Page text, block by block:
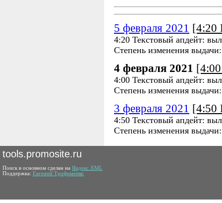
5 февраля 2021 [4:20
4:20 Текстовый апдейт:
Степень изменения
4 февраля 2021
4:00 Текстовый апдейт:
Степень изменения
3 февраля 2021 [4:50
4:50 Текстовый апдейт:
Степень изменения
tools.promosite.ru
Поиск в основном сделан на Яндекс.XML
Поддержка: Евгений Трофименко